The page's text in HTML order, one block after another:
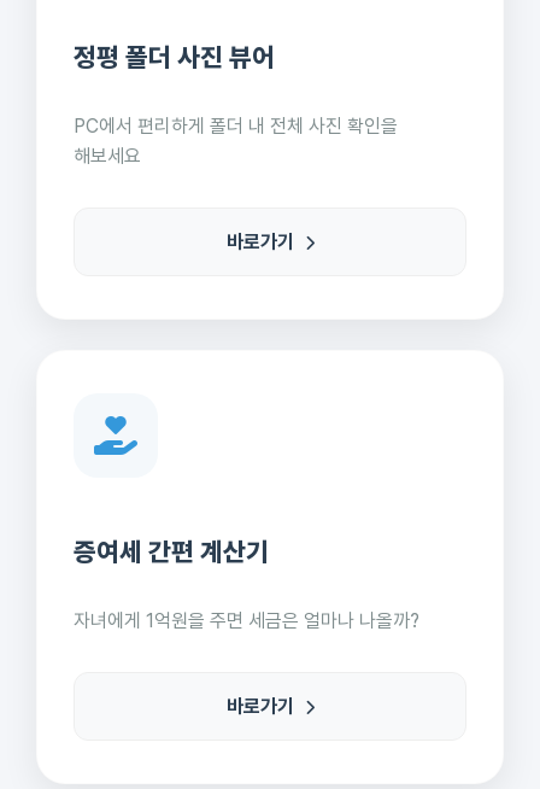
정평 폴더 사진 뷰어
PC에서 편리하게 폴더 내 전체 사진 확인을
해보세요
바로가기
증여세 간편 계산기
자녀에게 1억원을 주면 세금은 얼마나 나올까?
바로가기